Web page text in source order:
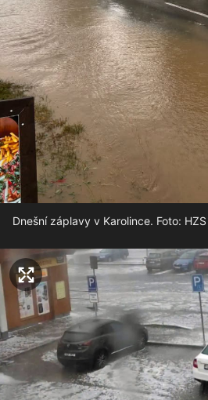
Dnešní záplavy v Karolince. Foto: HZS